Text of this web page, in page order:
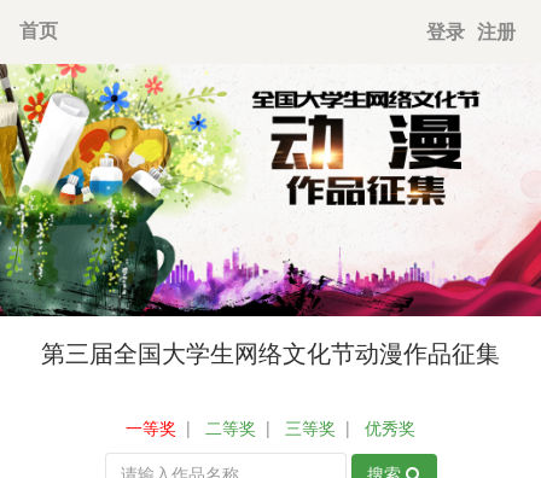
首页 登录 注册
第三届全国大学生网络文化节动漫作品征集
一等奖 | 二等奖 | 三等奖 | 优秀奖
搜索